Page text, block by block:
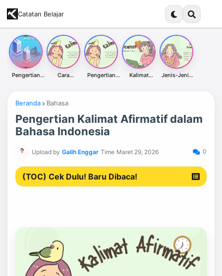
Catatan Belajar
Pengertian
Cara
Panduan
Lengkap
Pengertian
Kalimat
Jenis-Jenis
Beranda Bahasa
Pengertian Kalimat Afirmatif dalam
Bahasa Indonesia
Upload by Galih Enggar Time Maret 29, 2026 0
(TOC) Cek Dulu! Baru Dibaca!